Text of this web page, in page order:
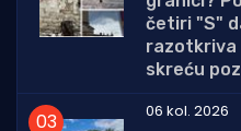
četiri "S"
razotkriva
skreću
06 kol. 2026